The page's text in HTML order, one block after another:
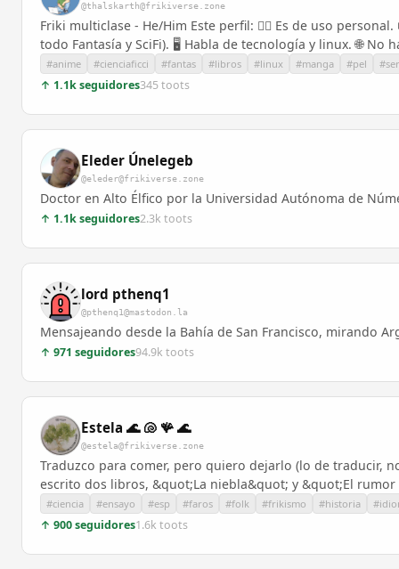
@thalskarth@frikiverse.zone
Friki multiclase - He/Him Este perfil: 🧙‍♂️ Es de uso
todo Fantasía y SciFi). 🖥️ Habla de tecnología y linux. 🌐
#anime #cienciaficci #fantas #libros #linux #manga #pel
↑ 1.1k seguidores345 toots
Eleder Únelegeb
@eleder@frikiverse.zone
Doctor en Alto Élfico por la Universidad Autónoma de
↑ 1.1k seguidores2.3k toots
lord pthenq1
@pthenq1@mastodon.la
Mensajeando desde la Bahía de San Francisco, mirando
↑ 971 seguidores94.9k toots
Estela 🌊 🐚 🪸 🌊
@estela@frikiverse.zone
Traduzco para comer, pero quiero dejarlo (lo de traducir,
escrito dos libros, &quot;La niebla&quot; y &quot;El
#ciencia #ensayo #esp #faros #folk #frikismo #historia
↑ 900 seguidores1.6k toots